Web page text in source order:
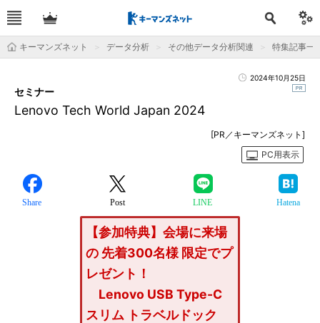
キーマンズネット データ分析 その他データ分析関連 特集記事一
2024年10月25日
Lenovo Tech World Japan 2024
セミナー
[PR／キーマンズネット]
PC用表示
Share Post LINE Hatena
【参加特典】会場に来場
の 先着300名様 限定でプ
レゼント！
Lenovo USB Type-C
スリム トラベルドック